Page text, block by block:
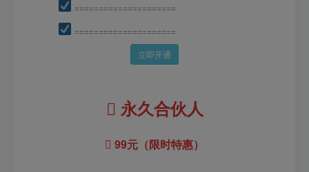
=====================
=====================
立即开通
永久合伙人
99元（限时特惠）